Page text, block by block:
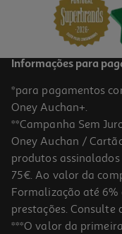
Estante De Cozinha
Informações para
*para pagamentos
Oney Auchan+.
**Campanha Sem
Oney Auchan /
produtos
75€. Ao valor da
Formalização até
prestações. Consulte
***O valor da